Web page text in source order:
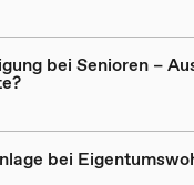
bei Senioren –
bei